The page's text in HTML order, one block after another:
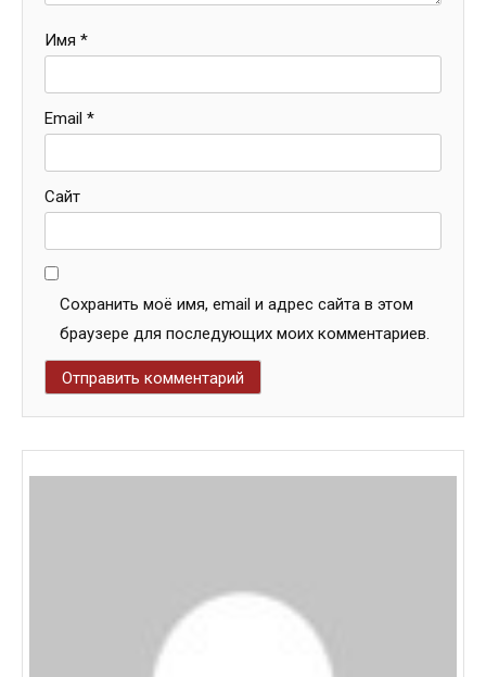
Имя *
Email *
Сайт
Сохранить моё имя, email и адрес сайта в этом
браузере для последующих моих комментариев.